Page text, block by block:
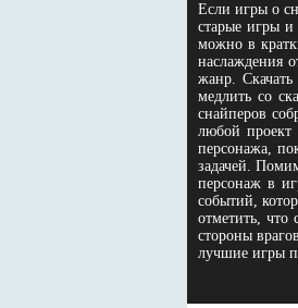
Если игры о
старые игры и
можно в
наслаждения
жанр.
медлить со
снайперов
любой проект
персонажа,
задачей.
персонаж в
событий,
отметить, что
стороны
лучшие игры